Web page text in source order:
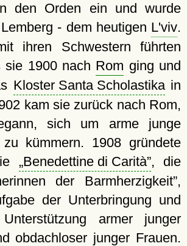
den Orden ein und wurde
- dem heutigen L'viv.
ihren Schwestern führten
sie 1900 nach Rom ging und
Kloster Santa Scholastikain
kam sie zurück nach Rom,
sich um arme junge
zu kümmern. 1908 gründete
Benedettine di Carità , die
der Barmherzigkeit ,
der Unterbringung und
armer junger
obdachloser junger Frauen.